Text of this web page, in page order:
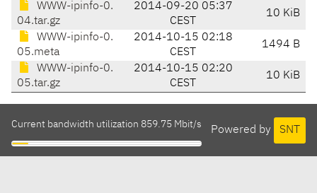
WWW-ipinfo-0.
04.tar.gz
2014-09-20 05:37
CEST
10 KiB
WWW-ipinfo-0.
05.meta
2014-10-15 02:18
CEST
1494 B
WWW-ipinfo-0.
05.tar.gz
2014-10-15 02:20
CEST
10 KiB
Powered by SNT
Current bandwidth utilization 859.75 Mbit/s